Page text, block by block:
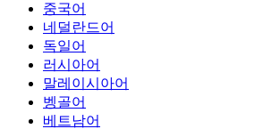
중국어
네덜란드어
독일어
러시아어
말레이시아어
벵골어
베트남어